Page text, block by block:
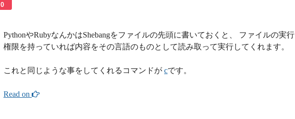
0
PythonやRubyなんかはShebangをファイルの先頭に書いておくと、 ファイルの実行
権限を持っていれば内容をその言語のものとして読み取って実行してくれます。
これと同じような事をしてくれるコマンドが cです。
Read on